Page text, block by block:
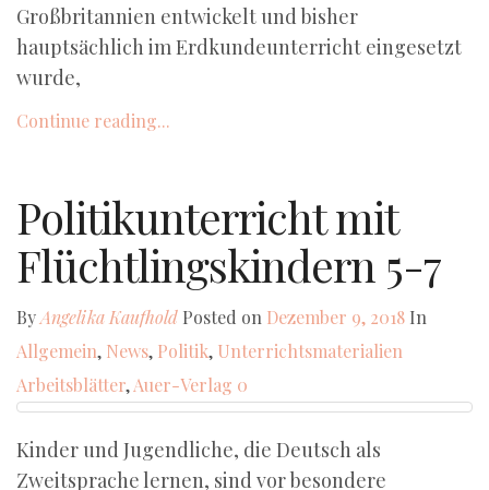
Großbritannien entwickelt und bisher
hauptsächlich im Erdkundeunterricht eingesetzt
wurde,
Continue reading...
Politikunterricht mit
Flüchtlingskindern 5-7
ByAngelika Kaufhold Posted on Dezember 9, 2018 In
Allgemein, News, Politik, Unterrichtsmaterialien
Arbeitsblätter,Auer-Verlag 0
Kinder und Jugendliche, die Deutsch als
Zweitsprache lernen, sind vor besondere